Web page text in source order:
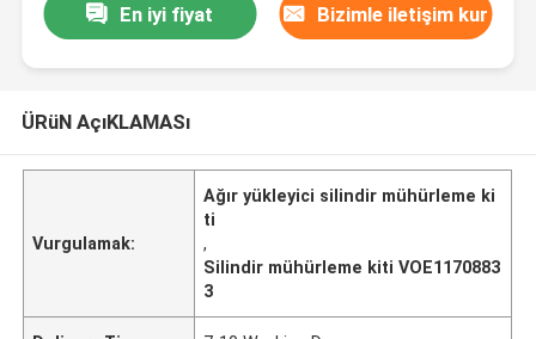
En iyi fiyat Bizimle iletişim kur
ÜRüN AçıKLAMASı
Vurgulamak:
Ağır yükleyici silindir mühürleme ki
ti
,
Silindir mühürleme kiti VOE1170883
3